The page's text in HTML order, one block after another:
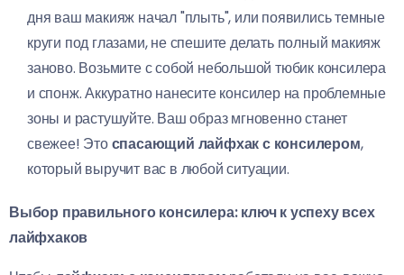
дня ваш макияж начал "плыть", или появились темные
круги под глазами, не спешите делать полный макияж
заново. Возьмите с собой небольшой тюбик консилера
и спонж. Аккуратно нанесите консилер на проблемные
зоны и растушуйте. Ваш образ мгновенно станет
свежее! Этоспасающий лайфхак с консилером,
который выручит вас в любой ситуации.
Выбор правильного консилера: ключ к успеху всех
лайфхаков